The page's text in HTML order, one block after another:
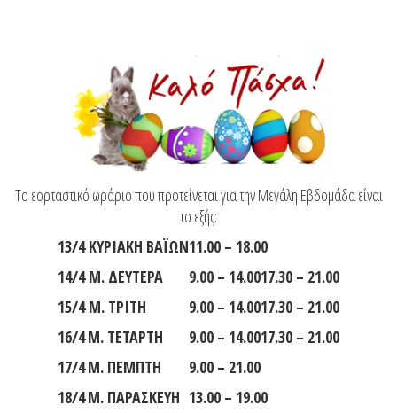
Το εορταστικό ωράριο που προτείνεται για την Μεγάλη Εβδομάδα είναι
το εξής:
13/4 ΚΥΡΙΑΚΗ ΒΑΪΩΝ11.00 – 18.00
14/4 Μ. ΔΕΥΤΕΡΑ 9.00 – 14.0017.30 – 21.00
15/4 Μ. ΤΡΙΤΗ 9.00 – 14.0017.30 – 21.00
16/4Μ. ΤΕΤΑΡΤΗ 9.00 – 14.0017.30 – 21.00
17/4Μ. ΠΕΜΠΤΗ 9.00 – 21.00
18/4Μ. ΠΑΡΑΣΚΕΥΗ 13.00 – 19.00